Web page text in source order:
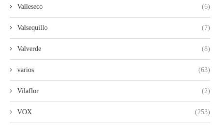
Valleseco (6)
Valsequillo (7)
Valverde (8)
varios (63)
Vilaflor (2)
VOX (253)